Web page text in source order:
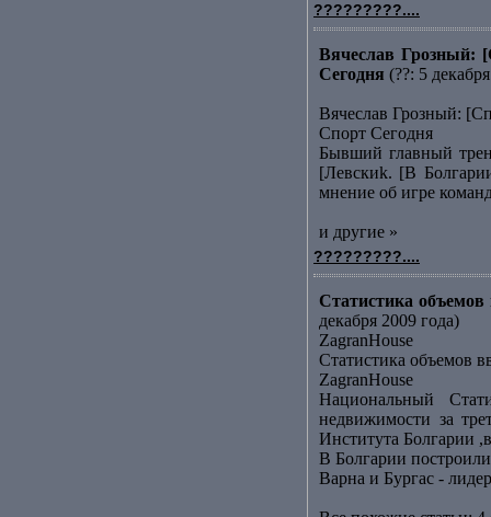
?????????....
Вячеслав Грозный:
Сегодня (??: 5
Вячеслав Грозный:
Спорт Сегодня
Бывший главный
[Левскиk. [В
мнение об игре
и другие »
?????????....
Статистика
декабря 2009 года)
ZagranHouse
Статистика объемов
ZagranHouse
Национальный
недвижимости за
Института Болгарии
В Болгарии
Варна и Бургас -